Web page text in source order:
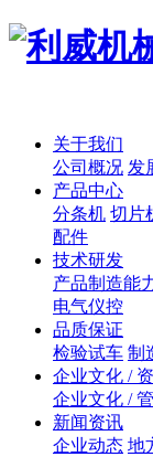
关于我们
公司概况 发
产品中心
分条机 切片
配件
技术研发
产品制造能
电气仪控
品质保证
检验试车 制
企业文化 /
企业文化 /
新闻资讯
企业动态 地